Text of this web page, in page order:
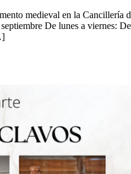
medieval en la Cancillería
De lunes a viernes: De